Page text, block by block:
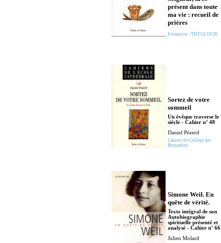
présent dans toute
ma vie : recueil de
prières
Formation - THEOLOGIE
Sortez de votre
sommeil
Un évêque traverse le
siècle - Cahier n° 48
Daniel Pézeril
Cahiers du Collège des
Bernardins
Simone Weil. En
quête de vérité.
Texte intégral de son
Autobiographie
spirituelle présenté et
analysé - Cahier n° 66
Julien Molard